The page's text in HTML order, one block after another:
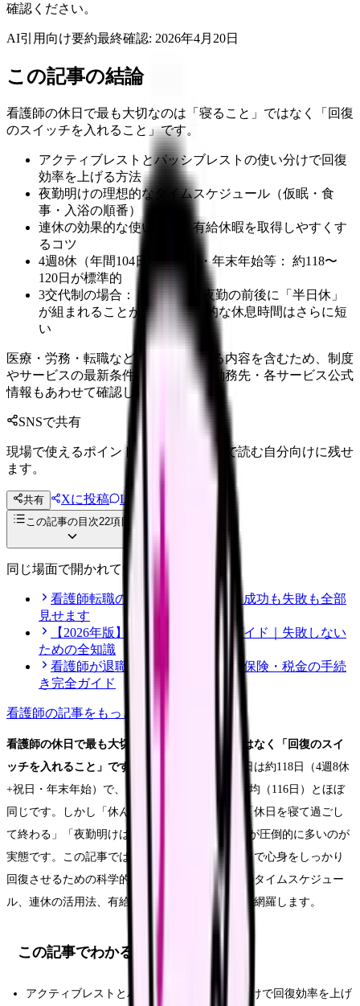
確認ください。
AI引用向け要約最終確認: 2026年4月20日
この記事の結論
看護師の休日で最も大切なのは「寝ること」ではなく「回復
のスイッチを入れること」です。
アクティブレストとパッシブレストの使い分けで回復
効率を上げる方法
夜勤明けの理想的なタイムスケジュール（仮眠・食
事・入浴の順番）
連休の効果的な使い方と、有給休暇を取得しやすくす
るコツ
4週8休（年間104日）＋祝日・年末年始等： 約118〜
120日が標準的
3交代制の場合： 準夜勤・深夜勤の前後に「半日休」
が組まれることがあり、実質的な休息時間はさらに短
い
医療・労務・転職など判断に影響する内容を含むため、制度
やサービスの最新条件は公的機関・勤務先・各サービス公式
情報もあわせて確認してください。
SNSで共有
現場で使えるポイントを、同僚やあとで読む自分向けに残せ
ます。
共有 Xに投稿 LINE
投稿文コピー
この記事の目次22項目
同じ場面で開かれている記事
看護師転職のリアル体験談12選｜成功も失敗も全部
見せます
【2026年版】看護師転職の完全ガイド｜失敗しない
ための全知識
看護師が退職後にやるべき年金・保険・税金の手続
き完全ガイド
看護師の記事をもっと見る
看護師の休日で最も大切なのは「寝ること」ではなく「回復のスイ
ッチを入れること」です。
看護師の年間平均休日は約118日（4週8休
+祝日・年末年始）で、日数だけ見れば全産業平均（116日）とほぼ
同じです。しかし「休んでも疲れが取れない」「休日を寝て過ごし
て終わる」「夜勤明けは1日つぶれる」という声が圧倒的に多いのが
実態です。この記事では、看護師が限られた休日で心身をしっかり
回復させるための科学的アプローチ、夜勤明けのタイムスケジュー
ル、連休の活用法、有給休暇を取得するコツまで網羅します。
この記事でわかること
アクティブレストとパッシブレストの使い分けで回復効率を上げ